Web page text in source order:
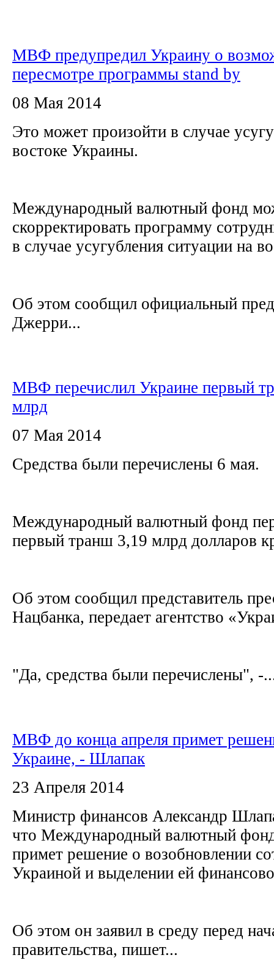
МВФ предупредил Украину о
пересмотре программы stand by
08 Мая 2014
Это может произойти в случае
востоке Украины.
Международный валютный фонд
скорректировать программу
в случае усугубления ситуации на
Об этом сообщил официальный
Джерри...
МВФ перечислил Украине первый
млрд
07 Мая 2014
Средства были перечислены 6 мая.
Международный валютный фонд
первый транш 3,19 млрд долларов
Об этом сообщил представитель
Нацбанка, передает агентство
"Да, средства были перечислены", -
МВФ до конца апреля примет
Украине, - Шлапак
23 Апреля 2014
Министр финансов Александр
что Международный валютный
примет решение о возобновлении
Украиной и выделении ей
Об этом он заявил в среду перед
правительства, пишет...